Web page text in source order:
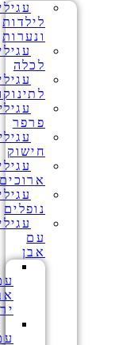
לילדות
ונערות
לכלה
עגילי
פרפר
עגילי
חישוק
ארוכים
נופלים
עם
אבן